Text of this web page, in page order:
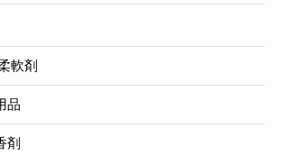
軟剤
品
剤